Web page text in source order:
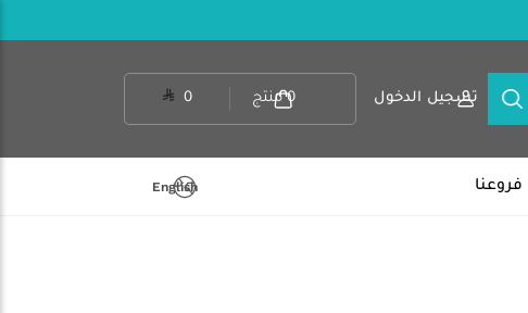
تسجيل الدخول 0 منتج 0
فروعنا English